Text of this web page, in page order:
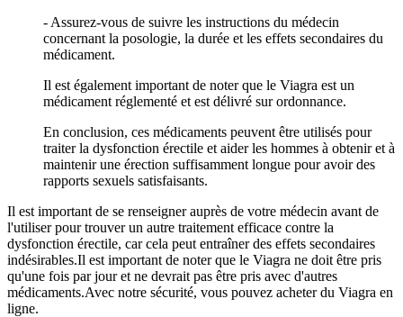
- Assurez-vous de suivre les instructions du médecin
concernant la posologie, la durée et les effets secondaires du
médicament.
Il est également important de noter que le Viagra est un
médicament réglementé et est délivré sur ordonnance.
En conclusion, ces médicaments peuvent être utilisés pour
traiter la dysfonction érectile et aider les hommes à obtenir et à
maintenir une érection suffisamment longue pour avoir des
rapports sexuels satisfaisants.
Il est important de se renseigner auprès de votre médecin avant de
l'utiliser pour trouver un autre traitement efficace contre la
dysfonction érectile, car cela peut entraîner des effets secondaires
indésirables.Il est important de noter que le Viagra ne doit être pris
qu'une fois par jour et ne devrait pas être pris avec d'autres
médicaments.Avec notre sécurité, vous pouvez acheter du Viagra en
ligne.